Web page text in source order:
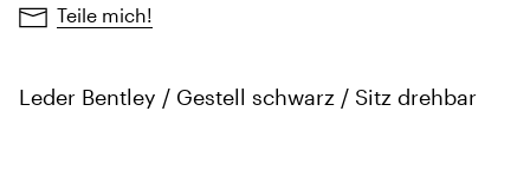
Teile mich!
Leder Bentley / Gestell schwarz / Sitz drehbar